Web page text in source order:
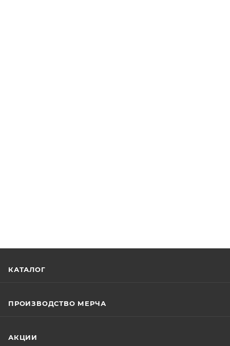
КАТАЛОГ
ПРОИЗВОДСТВО МЕРЧА
АКЦИИ